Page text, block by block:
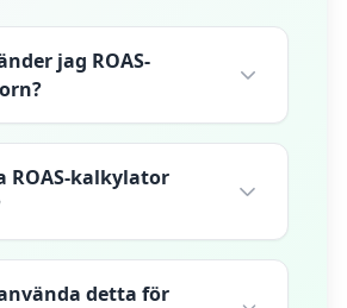
jag ROAS-
ROAS-kalkylator
detta för